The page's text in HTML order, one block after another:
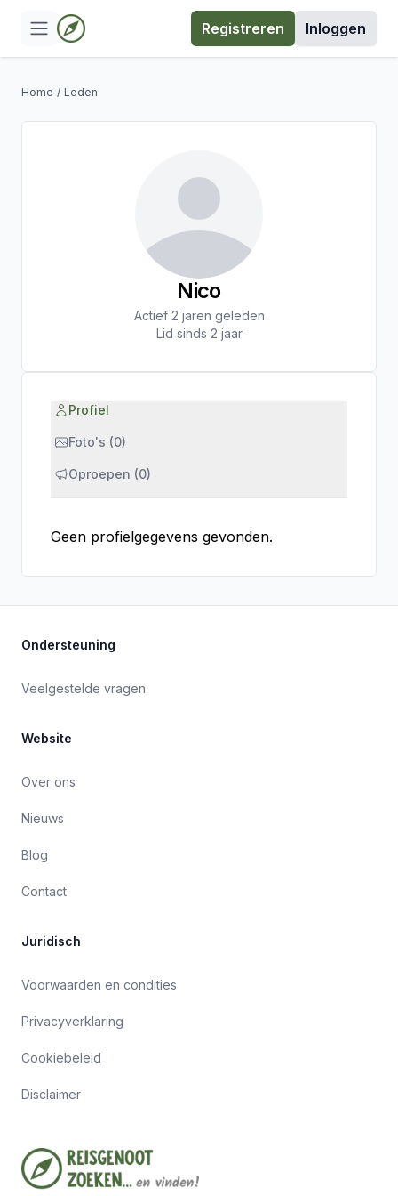
Registreren Inloggen
Home / Leden
Nico
Actief 2 jaren geleden
Lid sinds 2 jaar
Profiel
Foto's (0)
Oproepen (0)
Geen profielgegevens gevonden.
Ondersteuning
Veelgestelde vragen
Website
Over ons
Nieuws
Blog
Contact
Juridisch
Voorwaarden en condities
Privacyverklaring
Cookiebeleid
Disclaimer